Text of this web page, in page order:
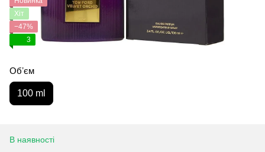
Хіт
−47%
3
Обʼєм
100 ml
В наявності